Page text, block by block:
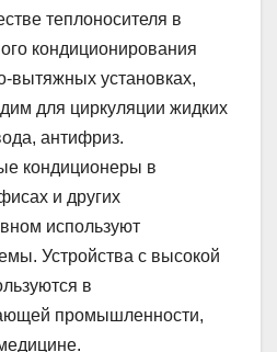
теплоносителя в
кондиционирования
вытяжных установках,
для циркуляции жидких
антифриз.
кондиционеры в
и других
используют
Устройства с высокой
в
промышленности,